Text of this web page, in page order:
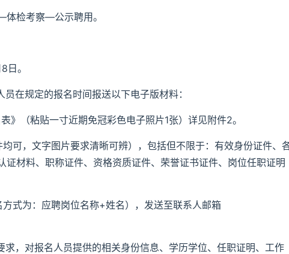
检考察—公示聘用。
。
在规定的报名时间报送以下电子版材料：
》（粘贴一寸近期免冠彩色电子照片1张）详见附件2。
均可，文字图片要求清晰可辨），包括但不限于：有效身份证件、
证材料、职称证件、资格资质证件、荣誉证书证件、岗位任职证明
方式为：应聘岗位名称+姓名），发送至联系人邮箱
，对报名人员提供的相关身份信息、学历学位、任职证明、工作